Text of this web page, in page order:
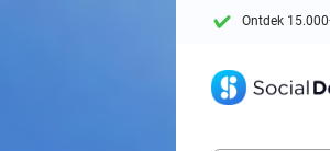
Ontdek